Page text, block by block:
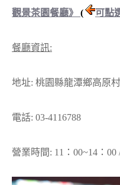
觀景茶園餐廳》
( 可點
餐廳資訊:
地址: 桃園縣龍潭鄉高原
電話: 03-4116788
營業時間: 11：00~14：